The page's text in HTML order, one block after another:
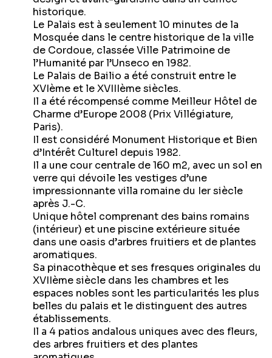
historique.
Le Palais est à seulement 10 minutes de la
Mosquée dans le centre historique de la ville
de Cordoue, classée Ville Patrimoine de
l’Humanité par l’Unseco en 1982.
Le Palais de Bailio a été construit entre le
XVIème et le XVIIIème siècles.
Il a été récompensé comme Meilleur Hôtel de
Charme d’Europe 2008 (Prix Villégiature,
Paris).
Il est considéré Monument Historique et Bien
d’Intérêt Culturel depuis 1982.
Il a une cour centrale de 160 m2, avec un sol en
verre qui dévoile les vestiges d’une
impressionnante villa romaine du Ier siècle
après J.-C.
Unique hôtel comprenant des bains romains
(intérieur) et une piscine extérieure située
dans une oasis d’arbres fruitiers et de plantes
aromatiques.
Sa pinacothèque et ses fresques originales du
XVIIème siècle dans les chambres et les
espaces nobles sont les particularités les plus
belles du palais et le distinguent des autres
établissements.
Il a 4 patios andalous uniques avec des fleurs,
des arbres fruitiers et des plantes